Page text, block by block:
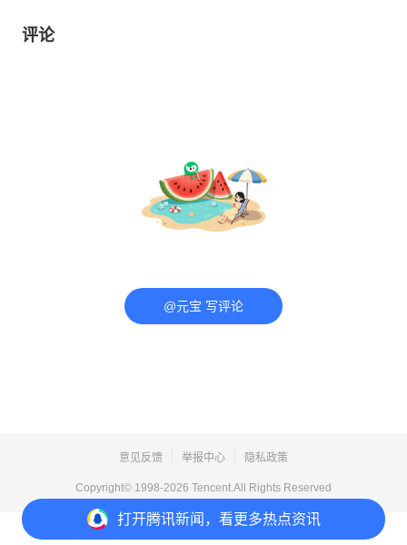
打开腾讯新闻，看更多热点资讯
评论
@元宝 写评论
意见反馈 举报中心 隐私政策
Copyright© 1998-2026 Tencent.All Rights Reserved